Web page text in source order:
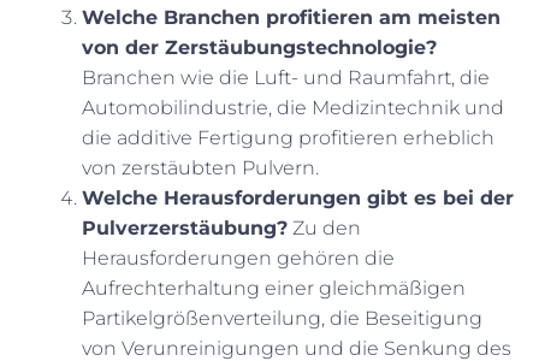
Welche Branchen profitieren am meisten
von der Zerstäubungstechnologie?
Branchen wie die Luft- und Raumfahrt, die
Automobilindustrie, die Medizintechnik und
die additive Fertigung profitieren erheblich
von zerstäubten Pulvern.
Welche Herausforderungen gibt es bei der
Pulverzerstäubung? Zu den
Herausforderungen gehören die
Aufrechterhaltung einer gleichmäßigen
Partikelgrößenverteilung, die Beseitigung
von Verunreinigungen und die Senkung des